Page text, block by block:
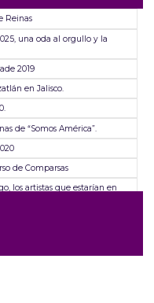
Reinas
una oda al orgullo y la
2019
en Jalisco.
de “Somos América”.
de Comparsas
los artistas que estarían en